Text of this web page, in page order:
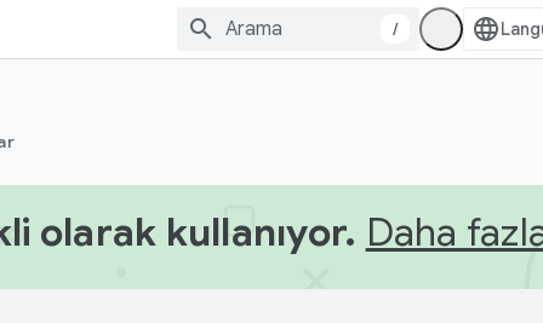
/
olarak kullanıyor. Daha